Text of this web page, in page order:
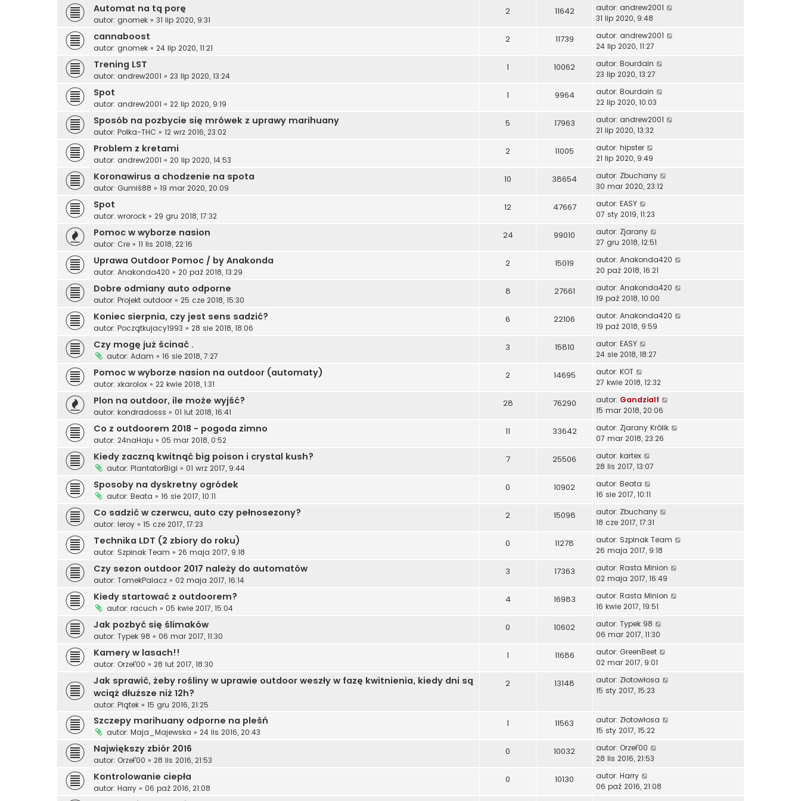
Automat na tą porę
autor: gnomek » 31 lip 2020, 9:31
2 11642 autor: andrew2001
31 lip 2020, 9:48
cannaboost
autor: gnomek » 24 lip 2020, 11:21
2 11739 autor: andrew2001
24 lip 2020, 11:27
Trening LST
autor: andrew2001 » 23 lip 2020, 13:24
1 10062 autor: Bourdain
23 lip 2020, 13:27
Spot
autor: andrew2001 » 22 lip 2020, 9:19
1 9964 autor: Bourdain
22 lip 2020, 10:03
Sposób na pozbycie się mrówek z uprawy marihuany
autor: Polka-THC » 12 wrz 2016, 23:02
5 17963 autor: andrew2001
21 lip 2020, 13:32
Problem z kretami
autor: andrew2001 » 20 lip 2020, 14:53
2 11005 autor: hipster
21 lip 2020, 9:49
Koronawirus a chodzenie na spota
autor: Gumiś88 » 19 mar 2020, 20:09
10 38654 autor: Zbuchany
30 mar 2020, 23:12
Spot
autor: wrorock » 29 gru 2018, 17:32
12 47667 autor: EASY
07 sty 2019, 11:23
Pomoc w wyborze nasion
autor: Cre » 11 lis 2018, 22:16
24 99010 autor: Zjarany
27 gru 2018, 12:51
Uprawa Outdoor Pomoc / by Anakonda
autor: Anakonda420 » 20 paź 2018, 13:29
2 15019 autor: Anakonda420
20 paź 2018, 16:21
Dobre odmiany auto odporne
autor: Projekt outdoor » 25 cze 2018, 15:30
8 27661 autor: Anakonda420
19 paź 2018, 10:00
Koniec sierpnia, czy jest sens sadzić?
autor: Początkujacy1993 » 28 sie 2018, 18:06
6 22106 autor: Anakonda420
19 paź 2018, 9:59
Czy mogę już ścinać .
autor: Adam » 16 sie 2018, 7:27
3 15810 autor: EASY
24 sie 2018, 18:27
Pomoc w wyborze nasion na outdoor (automaty)
autor: xkarolox » 22 kwie 2018, 1:31
2 14695 autor: KOT
27 kwie 2018, 12:32
Plon na outdoor, ile może wyjść?
autor: kondradosss » 01 lut 2018, 16:41
28 76290 autor: Gandzialf
15 mar 2018, 20:06
Co z outdoorem 2018 - pogoda zimno
autor: 24naHaju » 05 mar 2018, 0:52
11 33642 autor: Zjarany Królik
07 mar 2018, 23:26
Kiedy zaczną kwitnąć big poison i crystal kush?
autor: PlantatorBigi » 01 wrz 2017, 9:44
7 25506 autor: kartex
28 lis 2017, 13:07
Sposoby na dyskretny ogródek
autor: Beata » 16 sie 2017, 10:11
0 10902 autor: Beata
16 sie 2017, 10:11
Co sadzić w czerwcu, auto czy pełnosezony?
autor: leroy » 15 cze 2017, 17:23
2 15098 autor: Zbuchany
18 cze 2017, 17:31
Technika LDT (2 zbiory do roku)
autor: Szpinak Team » 26 maja 2017, 9:18
0 11278 autor: Szpinak Team
26 maja 2017, 9:18
Czy sezon outdoor 2017 należy do automatów
autor: TomekPalacz » 02 maja 2017, 16:14
3 17363 autor: Rasta Minion
02 maja 2017, 16:49
Kiedy startować z outdoorem?
autor: racuch » 05 kwie 2017, 15:04
4 16983 autor: Rasta Minion
16 kwie 2017, 19:51
Jak pozbyć się ślimaków
autor: Typek 98 » 06 mar 2017, 11:30
0 10602 autor: Typek 98
06 mar 2017, 11:30
Kamery w lasach!!
autor: Orzeł'00 » 28 lut 2017, 18:30
1 11686 autor: GreenBeet
02 mar 2017, 9:01
Jak sprawić, żeby rośliny w uprawie outdoor weszły w fazę kwitnienia, kiedy dni są
wciąż dłuższe niż 12h?
autor: Piątek » 15 gru 2016, 21:25
2 13148 autor: Złotowłosa
15 sty 2017, 15:23
Szczepy marihuany odporne na pleśń
autor: Maja_Majewska » 24 lis 2016, 20:43
1 11563 autor: Złotowłosa
15 sty 2017, 15:22
Największy zbiór 2016
autor: Orzeł'00 » 28 lis 2016, 21:53
0 10032 autor: Orzeł'00
28 lis 2016, 21:53
Kontrolowanie ciepła
autor: Harry » 06 paź 2016, 21:08
0 10130 autor: Harry
06 paź 2016, 21:08